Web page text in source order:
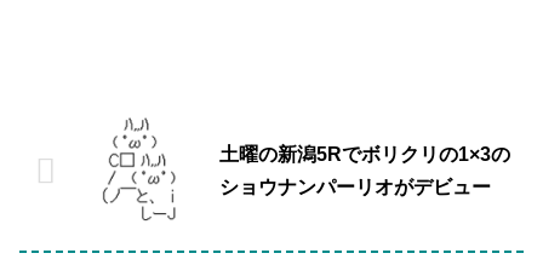
土曜の新潟5Rでボリクリの1×3の
ショウナンパーリオがデビュー